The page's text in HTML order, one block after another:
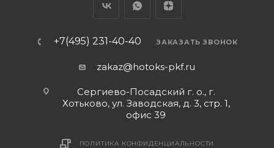
+7(495) 231-40-40 ЗАКАЗАТЬ ЗВОНОК
zakaz@hotoks-pkf.ru
Сергиево-Посадский г. о., г.
Хотьково, ул. Заводская, д. 3, стр. 1,
офис 39
ПОЛИТИКА КОНФИДЕНЦИАЛЬНОСТИ